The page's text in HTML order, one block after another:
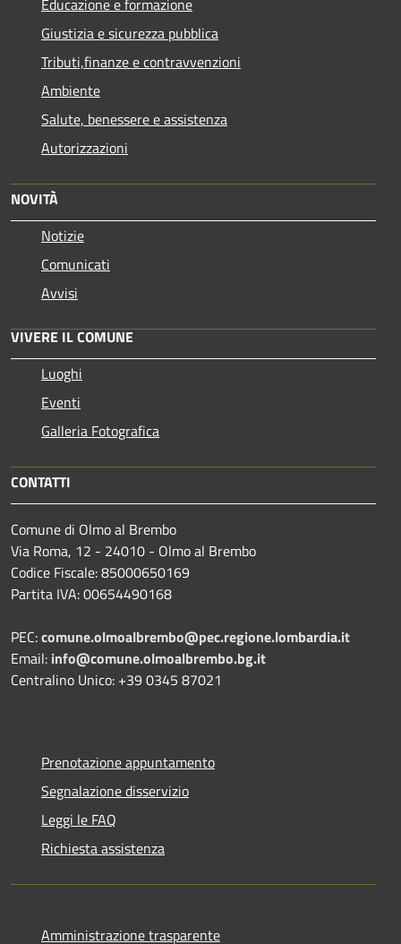
Giustizia e sicurezza pubblica
Tributi,finanze e contravvenzioni
Ambiente
Salute, benessere e assistenza
Autorizzazioni
NOVITÀ
Notizie
Comunicati
Avvisi
VIVERE IL COMUNE
Luoghi
Eventi
Galleria Fotografica
CONTATTI
Comune di Olmo al Brembo
Via Roma, 12 - 24010 - Olmo al Brembo
Codice Fiscale: 85000650169
Partita IVA: 00654490168
PEC:comune.olmoalbrembo@pec.regione.lombardia.it
Email: info@comune.olmoalbrembo.bg.it
Centralino Unico: +39 0345 87021
Prenotazione appuntamento
Segnalazione disservizio
Leggi le FAQ
Richiesta assistenza
Amministrazione trasparente